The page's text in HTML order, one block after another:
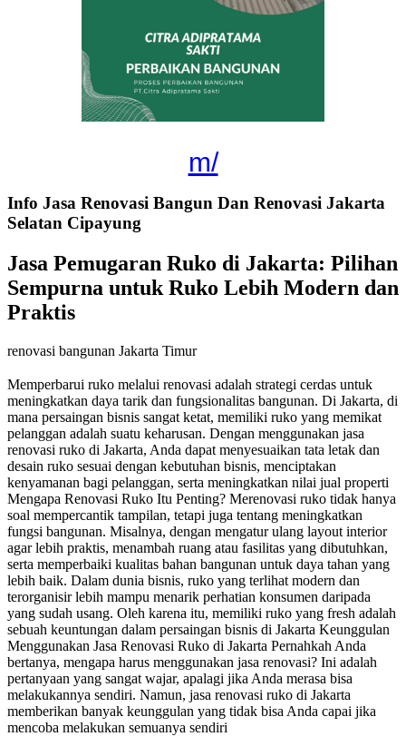
m/
Info Jasa Renovasi Bangun Dan Renovasi Jakarta
Selatan Cipayung
Jasa Pemugaran Ruko di Jakarta: Pilihan
Sempurna untuk Ruko Lebih Modern dan
Praktis
renovasi bangunan Jakarta Timur
Memperbarui ruko melalui renovasi adalah strategi cerdas untuk
meningkatkan daya tarik dan fungsionalitas bangunan. Di Jakarta, di
mana persaingan bisnis sangat ketat, memiliki ruko yang memikat
pelanggan adalah suatu keharusan. Dengan menggunakan jasa
renovasi ruko di Jakarta, Anda dapat menyesuaikan tata letak dan
desain ruko sesuai dengan kebutuhan bisnis, menciptakan
kenyamanan bagi pelanggan, serta meningkatkan nilai jual properti
Mengapa Renovasi Ruko Itu Penting? Merenovasi ruko tidak hanya
soal mempercantik tampilan, tetapi juga tentang meningkatkan
fungsi bangunan. Misalnya, dengan mengatur ulang layout interior
agar lebih praktis, menambah ruang atau fasilitas yang dibutuhkan,
serta memperbaiki kualitas bahan bangunan untuk daya tahan yang
lebih baik. Dalam dunia bisnis, ruko yang terlihat modern dan
terorganisir lebih mampu menarik perhatian konsumen daripada
yang sudah usang. Oleh karena itu, memiliki ruko yang fresh adalah
sebuah keuntungan dalam persaingan bisnis di Jakarta Keunggulan
Menggunakan Jasa Renovasi Ruko di Jakarta Pernahkah Anda
bertanya, mengapa harus menggunakan jasa renovasi? Ini adalah
pertanyaan yang sangat wajar, apalagi jika Anda merasa bisa
melakukannya sendiri. Namun, jasa renovasi ruko di Jakarta
memberikan banyak keunggulan yang tidak bisa Anda capai jika
mencoba melakukan semuanya sendiri